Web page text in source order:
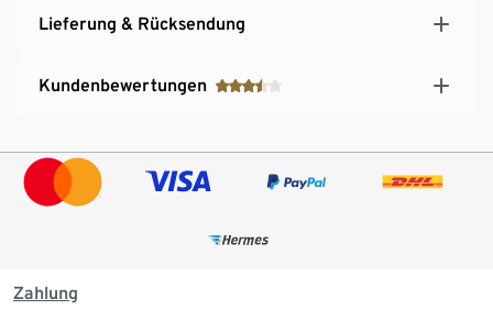
Lieferung & Rücksendung
Kundenbewertungen
Zahlung